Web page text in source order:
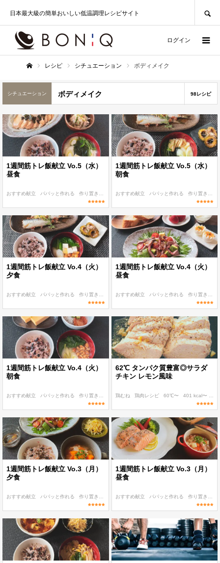
日本最大級の簡単おいしい低温調理レシピサイト
ログイン
レシピ シチュエーション ボディメイク
シチュエーション ボディメイク 98レシピ
1週間筋トレ飯献立 Vo.5（水）
昼食
おすすめ献立 パパッと作れる 作り置き ボディメイク 朝食・ランチ
1週間筋トレ飯献立 Vo.5（水）
朝食
おすすめ献立 パパッと作れる 作り置き
1週間筋トレ飯献立 Vo.4（火）
夕食
おすすめ献立 パパッと作れる 作り置き ボディメイク ディナー
1週間筋トレ飯献立 Vo.4（火）
昼食
おすすめ献立 パパッと作れる 作り置き
1週間筋トレ飯献立 Vo.4（火）
朝食
おすすめ献立 パパッと作れる 作り置き ボディメイク 朝食・ランチ
62℃ タンパク質豊富◎サラダ
チキン レモン風味
鶏むね 鶏肉レシピ 60℃〜 401 kcal〜
1週間筋トレ飯献立 Vo.3（月）
夕食
おすすめ献立 パパッと作れる 作り置き ボディメイク ディナー
1週間筋トレ飯献立 Vo.3（月）
昼食
おすすめ献立 パパッと作れる 作り置き